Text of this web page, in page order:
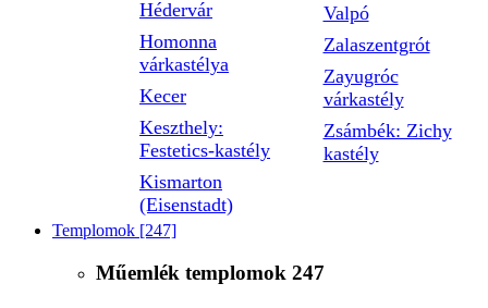
Hédervár
Homonna
várkastélya
Kecer
Keszthely:
Festetics-kastély
Kismarton
(Eisenstadt)
Valpó
Zalaszentgrót
Zayugróc
várkastély
Zsámbék: Zichy
kastély
Templomok [247]
Műemlék templomok 247